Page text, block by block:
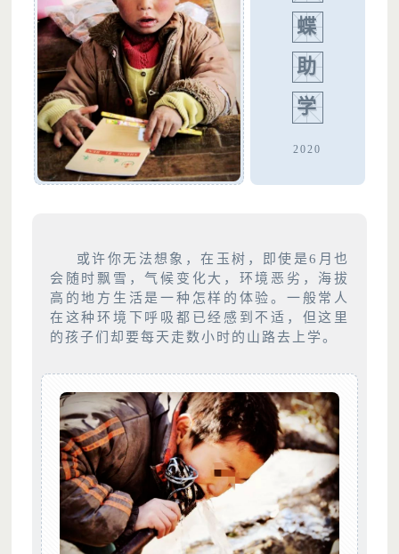
蝶
助
学
2020
或许你无法想象，在玉树，即使是6月也
会随时飘雪，气候变化大，环境恶劣，海拔
高的地方生活是一种怎样的体验。一般常人
在这种环境下呼吸都已经感到不适，但这里
的孩子们却要每天走数小时的山路去上学。